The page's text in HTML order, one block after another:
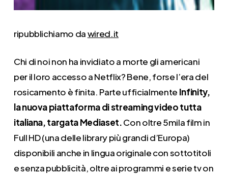
ripubblichiamo dawired.it
Chi di noi non ha invidiato a morte gli americani
per il loro accesso a Netflix? Bene, forse l’era del
rosicamento è finita. Parte ufficialmente Infinity,
la nuova piattaforma di streaming video tutta
italiana, targata Mediaset.Con oltre 5mila film in
Full HD (una delle library più grandi d’Europa)
disponibili anche in lingua originale con sottotitoli
e senza pubblicità, oltre ai programmi e serie tv on